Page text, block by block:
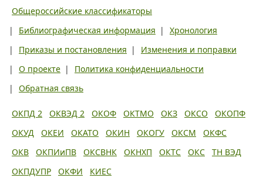
Общероссийские классификаторы
|
Библиографическая информация |
Хронология
|
Приказы и постановления |
Изменения и поправки
|
О проекте |
Политика конфиденциальности
|
Обратная связь
ОКПД 2 ОКВЭД 2 ОКОФ ОКТМО ОКЗ ОКСО
ОКОПФ
ОКУД
ОКЕИ ОКАТО ОКИН ОКОГУ ОКСМ
ОКФС
ОКВ
ОКПИиПВ ОКСВНК ОКНХП ОКТС ОКС
ТН ВЭД
ОКПДУПР
ОКФИ КИЕС